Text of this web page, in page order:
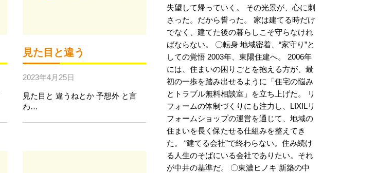
見た目と違う
2023年4月25日
見た目と 違うねとか 予想外 と言
わ…
失望して帰っていく。 その光景が、心に刺
さった。だから誓った。 家は建てる時だけ
でなく、建てた後の暮らしこそ守らなけれ
ばならない。 〇転身 地域密着、“家守り”と
しての覚悟 2003年、東陽住建へ。 2006年
には、住まいの困りごとを抱える方が、最
初の一歩を踏み出せるように「住宅の悩み
とトラブル無料相談室」を立ち上げた。 リ
フォームの体制づくりにも注力し、LIXILリ
フォームショップの運営を通じて、地域の
住まいを長く保たせる仕組みを整えてき
た。 “建てる会社”で終わらない。住み続け
る人生のそばにいる会社でありたい。それ
が中井の基準だ。 〇東濃ヒノキ 新築の中